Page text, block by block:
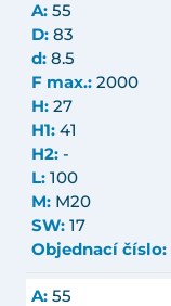
A: 55
D: 83
d: 8.5
F max.: 2000
H: 27
H1: 41
H2: -
L: 100
M: M20
SW: 17
Objednací číslo:
A: 55